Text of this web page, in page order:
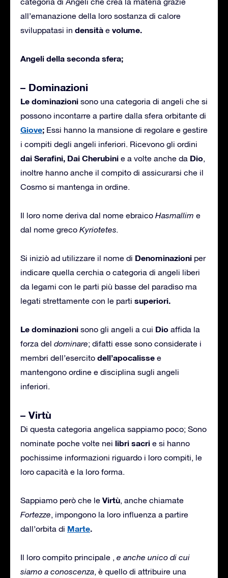
all’emanazione della loro sostanza di calore
sviluppatasi in densità e volume.
Angeli della seconda sfera;
– Dominazioni
Le dominazioni sono una categoria di angeli che si
possono incontarre a partire dalla sfera orbitante di
Giove; Essi hanno la mansione di regolare e gestire
i compiti degli angeli inferiori. Ricevono gli ordini
dai Serafini, Dai Cherubini e a volte anche da Dio,
inoltre hanno anche il compito di assicurarsi che il
Cosmo si mantenga in ordine.
Il loro nome deriva dal nome ebraico Hasmallim e
dal nome greco Kyriotetes.
Si iniziò ad utilizzare il nome di Denominazioni per
indicare quella cerchia o categoria di angeli liberi
da legami con le parti più basse del paradiso ma
legati strettamente con le parti superiori.
Le dominazioni sono gli angeli a cui Dio affida la
forza del dominare; difatti esse sono considerate i
membri dell’esercito dell’apocalisse e
mantengono ordine e disciplina sugli angeli
inferiori.
– Virtù
Di questa categoria angelica sappiamo poco; Sono
nominate poche volte nei libri sacri e si hanno
pochissime informazioni riguardo i loro compiti, le
loro capacità e la loro forma.
Sappiamo però che le Virtù, anche chiamate
Fortezze, impongono la loro influenza a partire
dall’orbita di Marte.
Il loro compito principale , e anche unico di cui
siamo a conoscenza, è quello di attribuire una